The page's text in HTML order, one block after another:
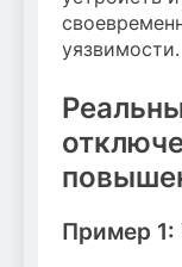
уязвимости.
Пример 1: